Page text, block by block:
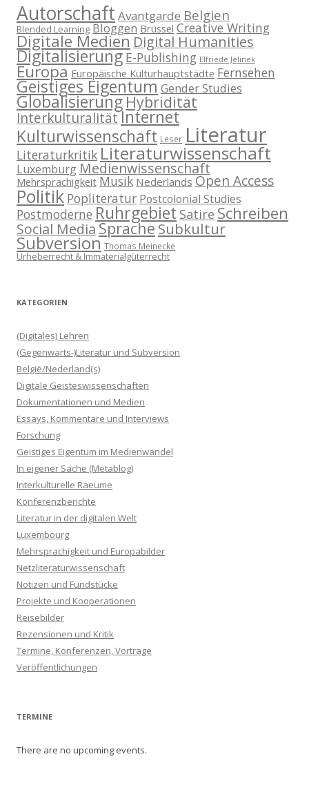
Autorschaft Avantgarde Belgien
Blended Learning Bloggen Brüssel Creative Writing
Digitale Medien Digital Humanities
Digitalisierung E-Publishing Elfriede Jelinek
Europa Europäische Kulturhauptstädte Fernsehen
Geistiges Eigentum Gender Studies
GlobalisierungHybridität
InterkulturalitätInternet
Kulturwissenschaft Leser Literatur
LiteraturkritikLiteraturwissenschaft
Luxemburg Medienwissenschaft
Mehrsprachigkeit Musik Nederlands Open Access
Politik Popliteratur Postcolonial Studies
Postmoderne Ruhrgebiet Satire Schreiben
Social MediaSpracheSubkultur
Subversion Thomas Meinecke
Urheberrecht & Immaterialgüterrecht
KATEGORIEN
(Digitales) Lehren
(Gegenwarts-)Literatur und Subversion
België/Nederland(s)
Digitale Geisteswissenschaften
Dokumentationen und Medien
Essays, Kommentare und Interviews
Forschung
Geistiges Eigentum im Medienwandel
In eigener Sache (Metablog)
Interkulturelle Raeume
Konferenzberichte
Literatur in der digitalen Welt
Luxembourg
Mehrsprachigkeit und Europabilder
Netzliteraturwissenschaft
Notizen und Fundstücke
Projekte und Kooperationen
Reisebilder
Rezensionen und Kritik
Termine, Konferenzen, Vorträge
Veröffentlichungen
TERMINE
There are no upcoming events.